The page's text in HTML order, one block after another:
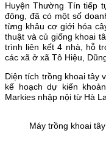
Huyện Thường Tín tiếp
đông, đã có một số
từng khâu cơ giới hóa
thuật và củ giống khoai
trình liên kết 4 nhà, hỗ
các xã ở xã Tô Hiệu,
Diện tích trồng khoai tây
kế hoạch dự kiến
Markies nhập nội từ Hà
Máy trồng khoai